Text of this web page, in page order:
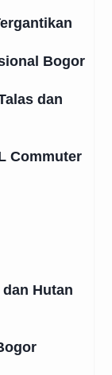
Bogor
dan
Commuter
Hutan